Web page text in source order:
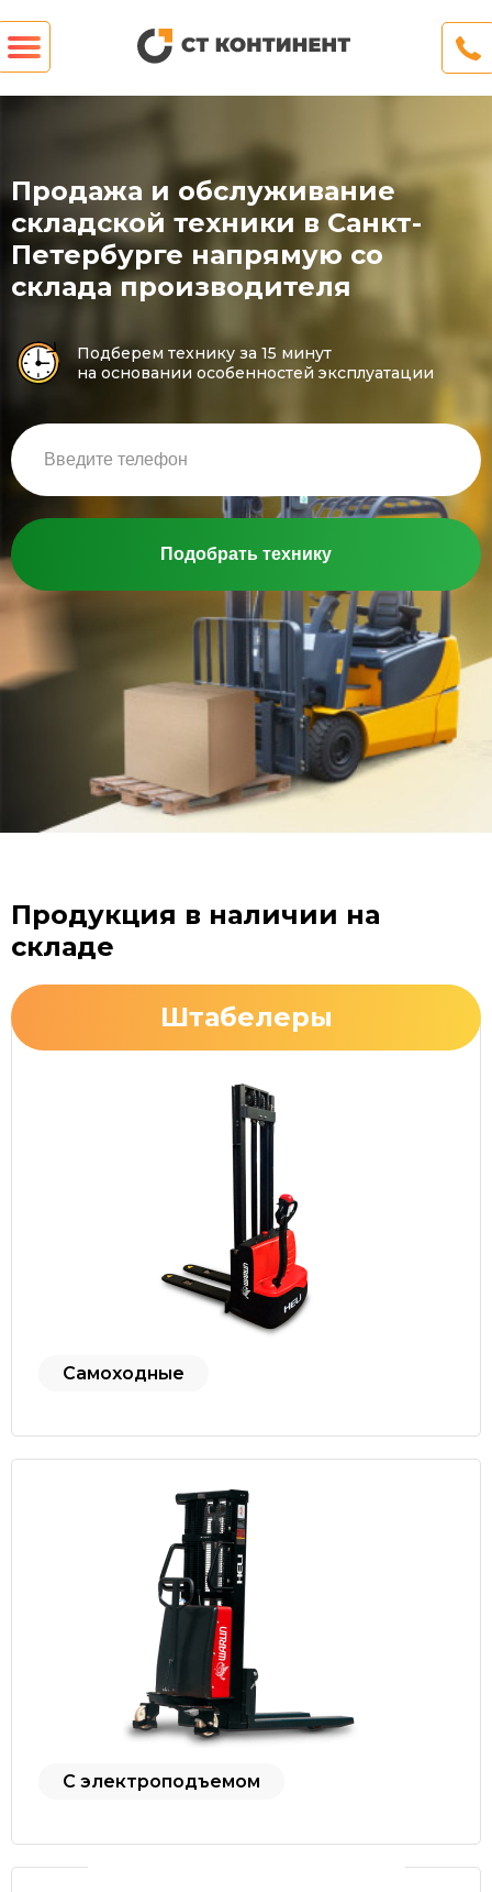
Продажа и обслуживание
складской техники в Санкт-
Петербурге напрямую со
склада производителя
Подберем технику за 15 минут
на основании особенностей эксплуатации
Подобрать технику
Продукция в наличии на
складе
Штабелеры
Самоходные
С электроподъемом